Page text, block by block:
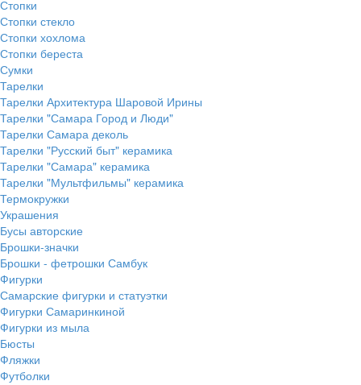
Стопки
Стопки стекло
Стопки хохлома
Стопки береста
Сумки
Тарелки
Тарелки Архитектура Шаровой Ирины
Тарелки "Самара Город и Люди"
Тарелки Самара деколь
Тарелки "Русский быт" керамика
Тарелки "Самара" керамика
Тарелки "Мультфильмы" керамика
Термокружки
Украшения
Бусы авторские
Брошки-значки
Брошки - фетрошки Самбук
Фигурки
Самарские фигурки и статуэтки
Фигурки Самаринкиной
Фигурки из мыла
Бюсты
Фляжки
Футболки